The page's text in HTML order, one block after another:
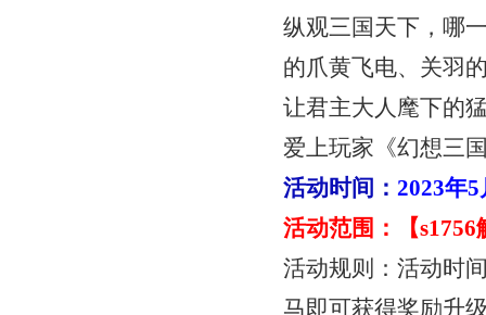
纵观三国天下，哪
的爪黄飞电、关羽
让君主大人麾下的
爱上玩家《幻想三
活动时间：2023年
活动范围：【
活动规则：活动时
马即可获得奖励升